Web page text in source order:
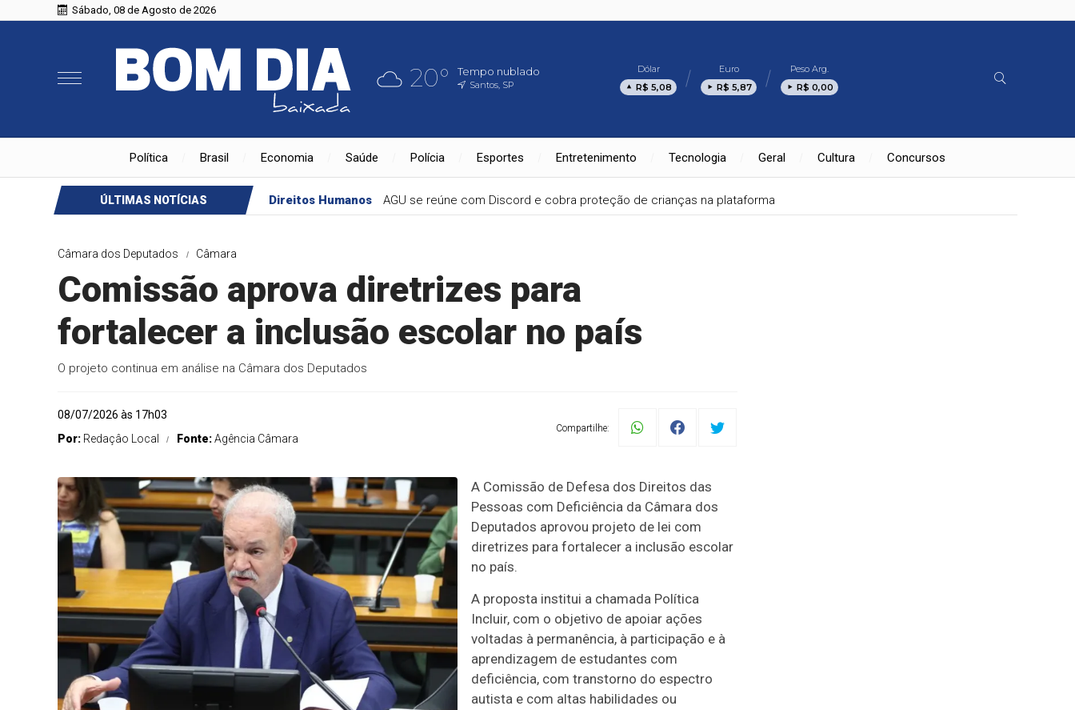
Sábado, 08 de Agosto de 2026
20° Tempo nublado
Santos, SP
Dólar
R$ 5,08
Euro
R$ 5,87
Peso Arg.
R$ 0,00
Política Brasil Economia Saúde Polícia Esportes Entretenimento Tecnologia Geral Cultura Concursos
ÚLTIMAS NOTÍCIAS Direitos Humanos AGU se reúne com Discord e cobra proteção de crianças na plataforma
Câmara dos Deputados Câmara
Comissão aprova diretrizes para
fortalecer a inclusão escolar no país
O projeto continua em análise na Câmara dos Deputados
08/07/2026 às 17h03
Por: Redaçâo Local Fonte:Agência Câmara
Compartilhe:
A Comissão de Defesa dos Direitos das
Pessoas com Deficiência da Câmara dos
Deputados aprovou projeto de lei com
diretrizes para fortalecer a inclusão escolar
no país.
A proposta institui a chamada Política
Incluir, com o objetivo de apoiar ações
voltadas à permanência, à participação e à
aprendizagem de estudantes com
deficiência, com transtorno do espectro
autista e com altas habilidades ou